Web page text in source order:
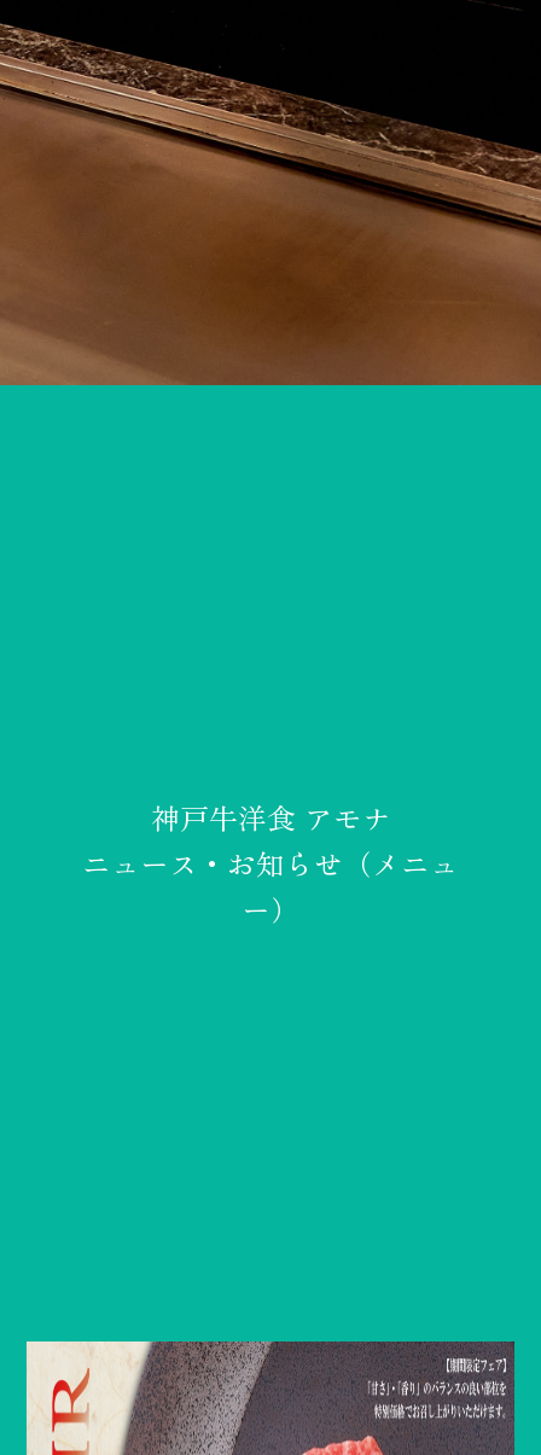
神戸牛洋食 アモナ
ニュース・お知らせ（メニュ
ー）